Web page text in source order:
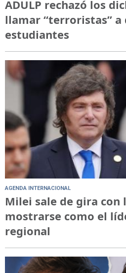
ADULP rechazó los
llamar “terroristas” a
estudiantes
AGENDA INTERNACIONAL
Milei sale de gira con
mostrarse como el
regional